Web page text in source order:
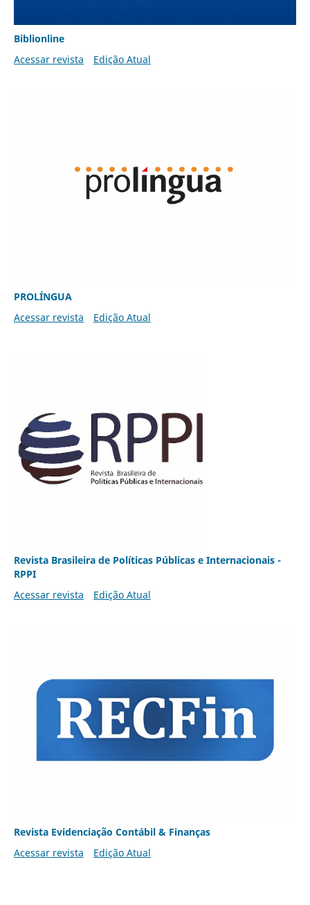
Biblionline
Acessar revista
Edição Atual
PROLÍNGUA
Acessar revista
Edição Atual
Revista Brasileira de Políticas Públicas e Internacionais -
RPPI
Acessar revista
Edição Atual
Revista Evidenciação Contábil & Finanças
Acessar revista
Edição Atual